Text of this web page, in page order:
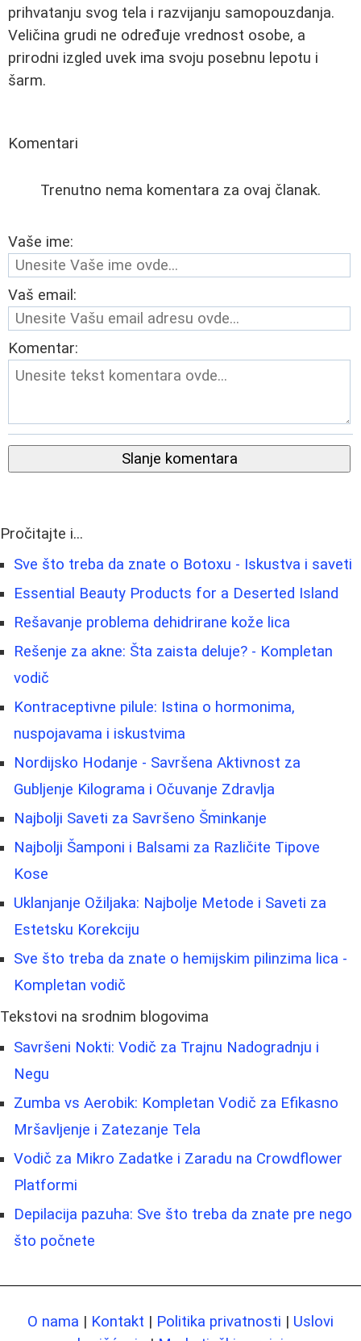
prihvatanju svog tela i razvijanju samopouzdanja.
Veličina grudi ne određuje vrednost osobe, a
prirodni izgled uvek ima svoju posebnu lepotu i
šarm.
Komentari
Trenutno nema komentara za ovaj članak.
Vaše ime:
Vaš email:
Komentar:
Slanje komentara
Pročitajte i...
Sve što treba da znate o Botoxu - Iskustva i saveti
Essential Beauty Products for a Deserted Island
Rešavanje problema dehidrirane kože lica
Rešenje za akne: Šta zaista deluje? - Kompletan
vodič
Kontraceptivne pilule: Istina o hormonima,
nuspojavama i iskustvima
Nordijsko Hodanje - Savršena Aktivnost za
Gubljenje Kilograma i Očuvanje Zdravlja
Najbolji Saveti za Savršeno Šminkanje
Najbolji Šamponi i Balsami za Različite Tipove
Kose
Uklanjanje Ožiljaka: Najbolje Metode i Saveti za
Estetsku Korekciju
Sve što treba da znate o hemijskim pilinzima lica -
Kompletan vodič
Tekstovi na srodnim blogovima
Savršeni Nokti: Vodič za Trajnu Nadogradnju i
Negu
Zumba vs Aerobik: Kompletan Vodič za Efikasno
Mršavljenje i Zatezanje Tela
Vodič za Mikro Zadatke i Zaradu na Crowdflower
Platformi
Depilacija pazuha: Sve što treba da znate pre nego
što počnete
O nama | Kontakt | Politika privatnosti | Uslovi